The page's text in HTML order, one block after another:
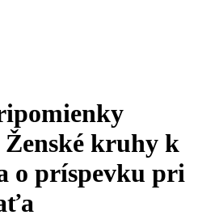
kruhy k
o príspevku pri